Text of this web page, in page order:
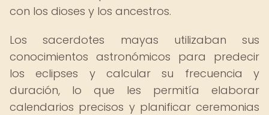
con los dioses y los ancestros.
Los sacerdotes mayas utilizaban sus
conocimientos astronómicos para predecir
los eclipses y calcular su frecuencia y
duración, lo que les permitía elaborar
calendarios precisos y planificar ceremonias